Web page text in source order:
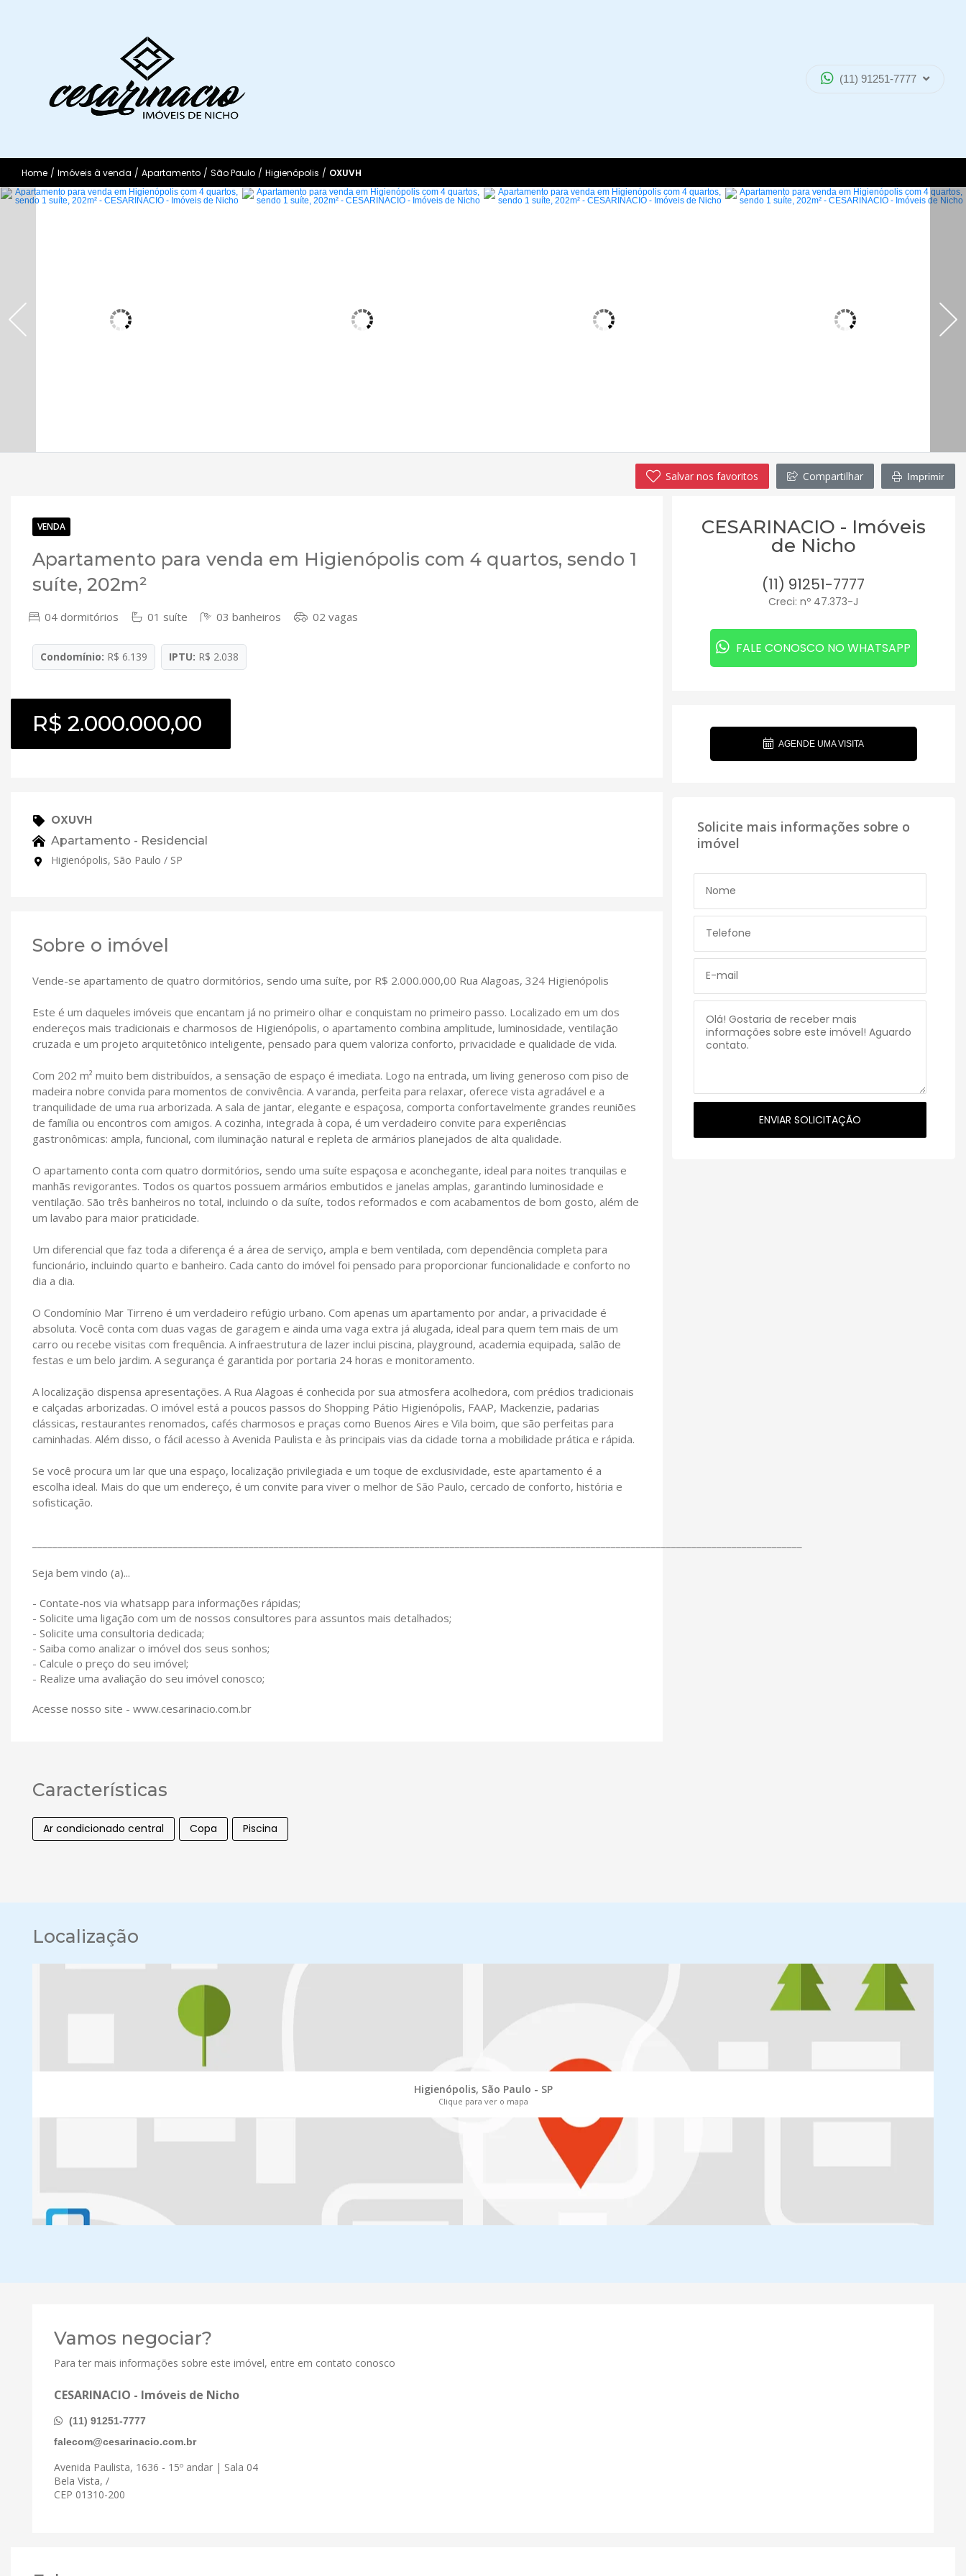
(11) 91251-7777
Home / Imóveis à venda / Apartamento / São Paulo / Higienópolis / OXUVH
Salvar nos favoritos Compartilhar Imprimir
VENDA
Apartamento para venda em Higienópolis com 4 quartos, sendo 1
suíte, 202m²
04 dormitórios 01 suíte 03 banheiros 02 vagas
Condomínio: R$ 6.139 IPTU: R$ 2.038
R$ 2.000.000,00
OXUVH
Apartamento - Residencial
Higienópolis, São Paulo / SP
Sobre o imóvel
Vende-se apartamento de quatro dormitórios, sendo uma suíte, por R$ 2.000.000,00 Rua Alagoas, 324 Higienópolis
Este é um daqueles imóveis que encantam já no primeiro olhar e conquistam no primeiro passo. Localizado em um dos
endereços mais tradicionais e charmosos de Higienópolis, o apartamento combina amplitude, luminosidade, ventilação
cruzada e um projeto arquitetônico inteligente, pensado para quem valoriza conforto, privacidade e qualidade de vida.
Com 202 m² muito bem distribuídos, a sensação de espaço é imediata. Logo na entrada, um living generoso com piso de
madeira nobre convida para momentos de convivência. A varanda, perfeita para relaxar, oferece vista agradável e a
tranquilidade de uma rua arborizada. A sala de jantar, elegante e espaçosa, comporta confortavelmente grandes reuniões
de família ou encontros com amigos. A cozinha, integrada à copa, é um verdadeiro convite para experiências
gastronômicas: ampla, funcional, com iluminação natural e repleta de armários planejados de alta qualidade.
O apartamento conta com quatro dormitórios, sendo uma suíte espaçosa e aconchegante, ideal para noites tranquilas e
manhãs revigorantes. Todos os quartos possuem armários embutidos e janelas amplas, garantindo luminosidade e
ventilação. São três banheiros no total, incluindo o da suíte, todos reformados e com acabamentos de bom gosto, além de
um lavabo para maior praticidade.
Um diferencial que faz toda a diferença é a área de serviço, ampla e bem ventilada, com dependência completa para
funcionário, incluindo quarto e banheiro. Cada canto do imóvel foi pensado para proporcionar funcionalidade e conforto no
dia a dia.
O Condomínio Mar Tirreno é um verdadeiro refúgio urbano. Com apenas um apartamento por andar, a privacidade é
absoluta. Você conta com duas vagas de garagem e ainda uma vaga extra já alugada, ideal para quem tem mais de um
carro ou recebe visitas com frequência. A infraestrutura de lazer inclui piscina, playground, academia equipada, salão de
festas e um belo jardim. A segurança é garantida por portaria 24 horas e monitoramento.
A localização dispensa apresentações. A Rua Alagoas é conhecida por sua atmosfera acolhedora, com prédios tradicionais
e calçadas arborizadas. O imóvel está a poucos passos do Shopping Pátio Higienópolis, FAAP, Mackenzie, padarias
clássicas, restaurantes renomados, cafés charmosos e praças como Buenos Aires e Vila boim, que são perfeitas para
caminhadas. Além disso, o fácil acesso à Avenida Paulista e às principais vias da cidade torna a mobilidade prática e rápida.
Se você procura um lar que una espaço, localização privilegiada e um toque de exclusividade, este apartamento é a
escolha ideal. Mais do que um endereço, é um convite para viver o melhor de São Paulo, cercado de conforto, história e
sofisticação.
Seja bem vindo (a)...
- Contate-nos via whatsapp para informações rápidas;
- Solicite uma ligação com um de nossos consultores para assuntos mais detalhados;
- Solicite uma consultoria dedicada;
- Saiba como analizar o imóvel dos seus sonhos;
- Calcule o preço do seu imóvel;
- Realize uma avaliação do seu imóvel conosco;
Acesse nosso site - www.cesarinacio.com.br
Características
Ar condicionado central Copa Piscina
CESARINACIO - Imóveis
de Nicho
(11) 91251-7777
Creci: nº 47.373-J
FALE CONOSCO NO WHATSAPP
AGENDE UMA VISITA
Solicite mais informações sobre o
imóvel
Localização
Higienópolis, São Paulo - SP
Clique para ver o mapa
Vamos negociar?
Para ter mais informações sobre este imóvel, entre em contato conosco
CESARINACIO - Imóveis de Nicho
(11) 91251-7777
falecom@cesarinacio.com.br
Avenida Paulista, 1636 - 15º andar | Sala 04
Bela Vista, /
CEP 01310-200